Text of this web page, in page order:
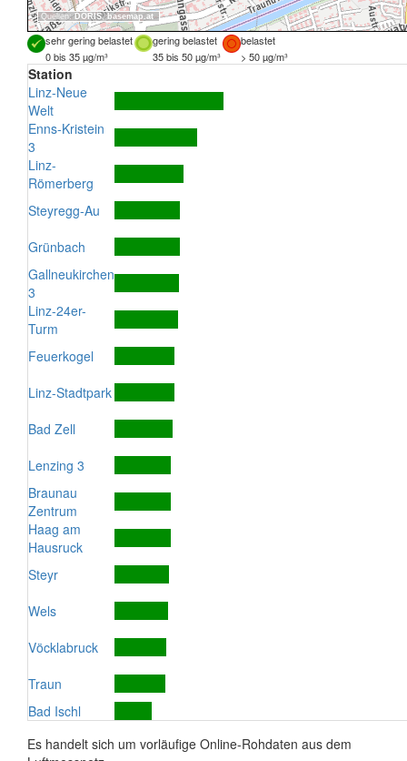
Quellen: DORIS, basemap.at
sehr gering belastet gering belastet
belastet
0 bis 35 µg/m³
35 bis 50 µg/m³ > 50 µg/m³
Station
Linz-Neue
Welt
Enns-Kristein
3
Linz-
Römerberg
Steyregg-Au
Grünbach
Gallneukirchen
3
Linz-24er-
Turm
Feuerkogel
Linz-Stadtpark
Bad Zell
Lenzing 3
Braunau
Zentrum
Haag am
Hausruck
Steyr
Wels
Vöcklabruck
Traun
Bad Ischl
Es handelt sich um vorläufige Online-Rohdaten aus dem